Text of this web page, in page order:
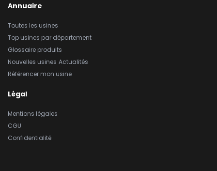
Annuaire
Toutes les usines
Top usines par département
Glossaire produits
Nouvelles usines Actualités
Référencer mon usine
Légal
Mentions légales
CGU
Confidentialité